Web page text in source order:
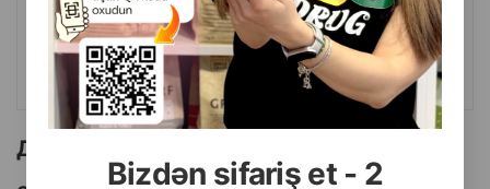
Bizdən sifariş et - 2
КУПИТЬ
Другие товоры бренда